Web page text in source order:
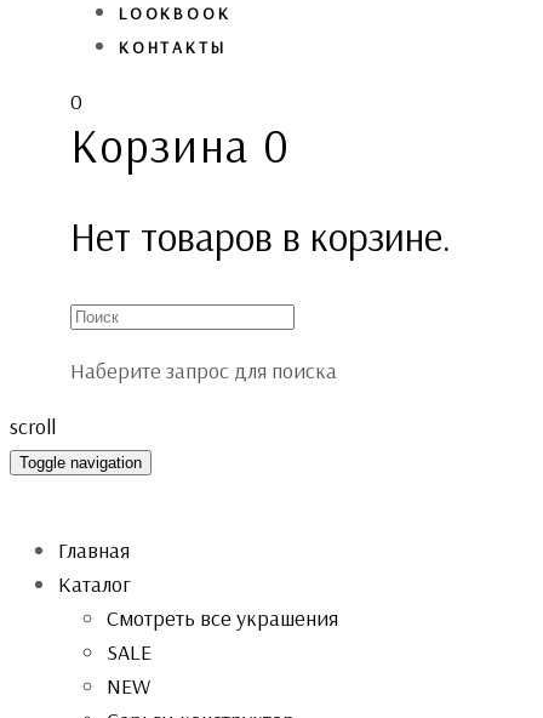
LOOKBOOK
КОНТАКТЫ
0
Корзина 0
Нет товаров в корзине.
Наберите запрос для поиска
scroll
Toggle navigation
Главная
Каталог
Смотреть все украшения
SALE
NEW